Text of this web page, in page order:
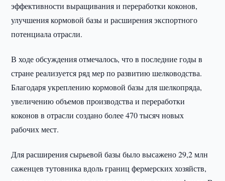
эффективности выращивания и переработки коконов,
улучшения кормовой базы и расширения экспортного
потенциала отрасли.
В ходе обсуждения отмечалось, что в последние годы в
стране реализуется ряд мер по развитию шелководства.
Благодаря укреплению кормовой базы для шелкопряда,
увеличению объемов производства и переработки
коконов в отрасли создано более 470 тысяч новых
рабочих мест.
Для расширения сырьевой базы было высажено 29,2 млн
саженцев тутовника вдоль границ фермерских хозяйств,